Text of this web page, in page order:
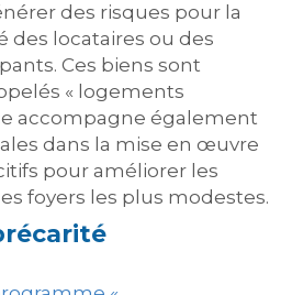
des risques pour la
des locataires ou des
Ces biens sont
« logements
accompagne également
dans la mise en œuvre
pour améliorer les
foyers les plus modestes.